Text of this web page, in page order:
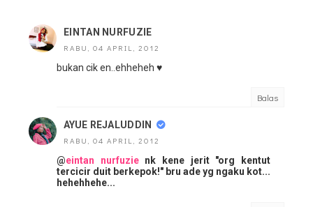
EINTAN NURFUZIE
RABU, 04 APRIL, 2012
bukan cik en..ehheheh ♥
Balas
AYUE REJALUDDIN
RABU, 04 APRIL, 2012
@eintan nurfuzienk kene jerit "org kentut
tercicir duit berkepok!" bru ade yg ngaku kot...
hehehhehe...